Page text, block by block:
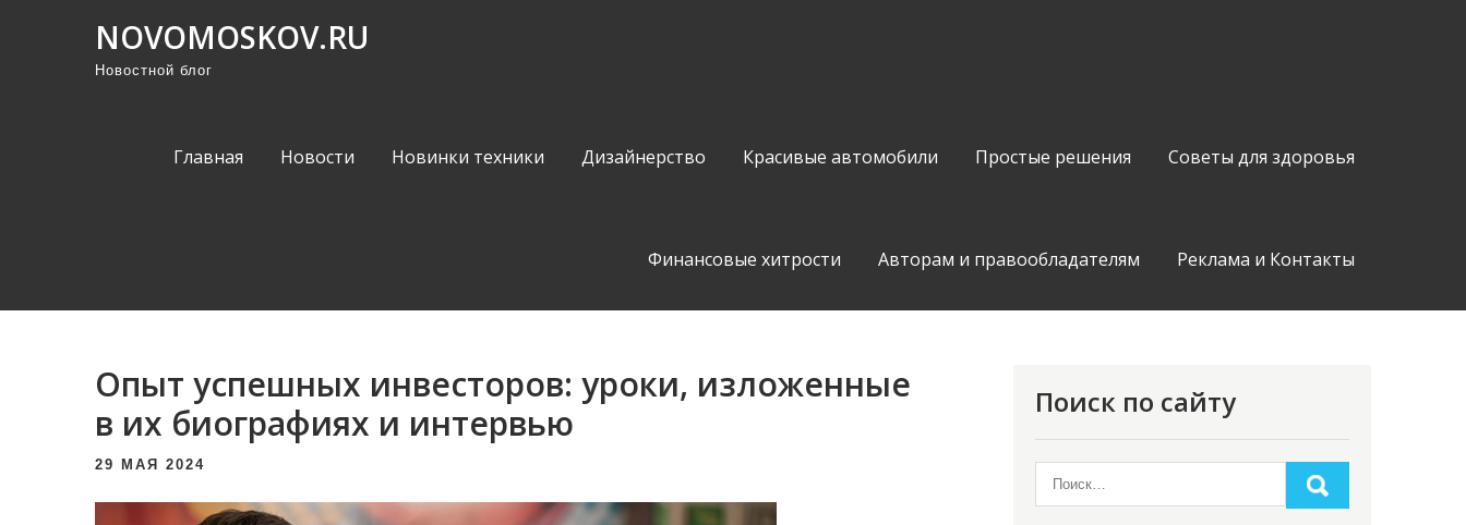
NOVOMOSKOV.RU
Новостной блог
Главная Новости Новинки техники Дизайнерство Красивые автомобили Простые решения Советы для здоровья
Финансовые хитрости Авторам и правообладателям Реклама и Контакты
Опыт успешных инвесторов: уроки, изложенные
в их биографиях и интервью
29 МАЯ 2024
Поиск по сайту